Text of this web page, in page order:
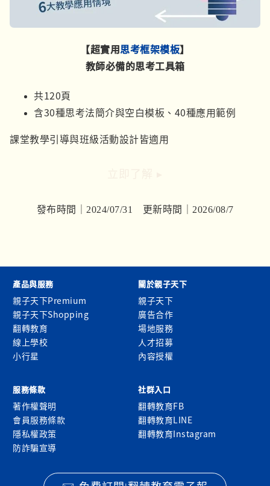
【超實用思考框架模板】
教師必備的思考工具箱
共120頁
含30種思考法簡介與空白模板、40種應用範例
課堂教學引導與班級活動設計皆適用
發布時間｜2024/07/31 更新時間｜2026/08/7
產品與服務
親子天下Premium
親子天下Shopping
翻轉教育
線上學校
小行星
關於親子天下
親子天下
廣告合作
場地服務
人才招募
內容授權
服務條款
著作權聲明
會員服務條款
隱私權政策
防詐騙宣導
社群入口
翻轉教育FB
翻轉教育LINE
翻轉教育Instagram